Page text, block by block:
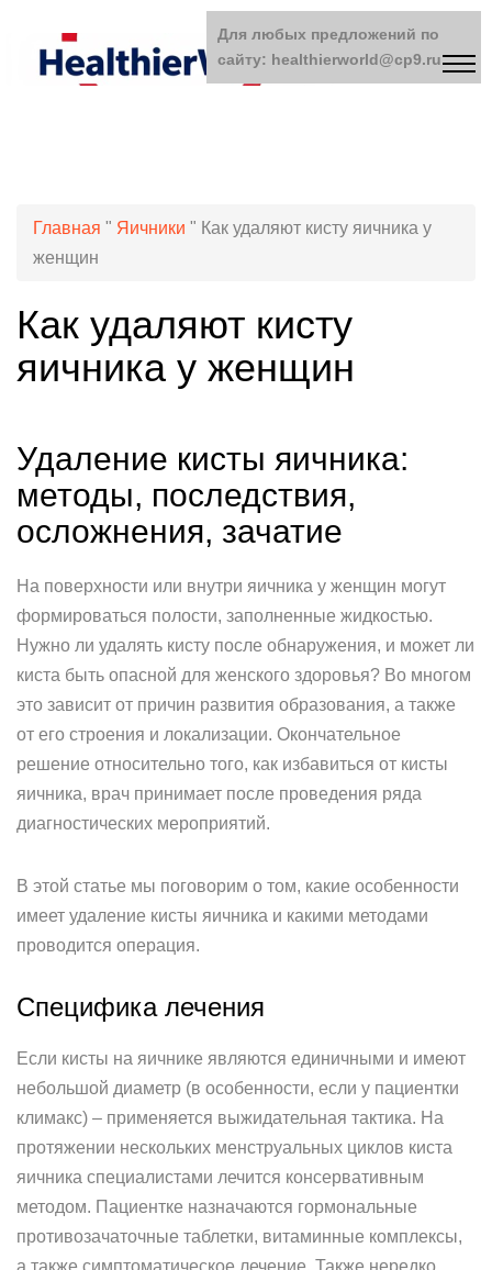
Главная " Яичники " Как удаляют кисту яичника у
женщин
Как удаляют кисту
яичника у женщин
Удаление кисты яичника:
методы, последствия,
осложнения, зачатие
На поверхности или внутри яичника у женщин могут
формироваться полости, заполненные жидкостью.
Нужно ли удалять кисту после обнаружения, и может ли
киста быть опасной для женского здоровья? Во многом
это зависит от причин развития образования, а также
от его строения и локализации. Окончательное
решение относительно того, как избавиться от кисты
яичника, врач принимает после проведения ряда
диагностических мероприятий.
В этой статье мы поговорим о том, какие особенности
имеет удаление кисты яичника и какими методами
проводится операция.
Специфика лечения
Если кисты на яичнике являются единичными и имеют
небольшой диаметр (в особенности, если у пациентки
климакс) – применяется выжидательная тактика. На
протяжении нескольких менструальных циклов киста
яичника специалистами лечится консервативным
методом. Пациентке назначаются гормональные
противозачаточные таблетки, витаминные комплексы,
а также симптоматическое лечение. Также нередко
Для любых предложений по
сайту: healthierworld@cp9.ru